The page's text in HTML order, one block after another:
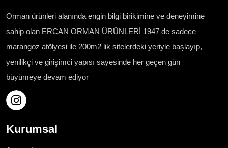
Orman ürünleri alanında engin bilgi birikimine ve deneyimine
sahip olan ERCAN ORMAN ÜRÜNLERİ 1947 de sadece
marangoz atölyesi ile 200m2 lik sitelerdeki yeriyle başlayıp,
yenilikçi ve girişimci yapısı sayesinde her geçen gün
büyümeye devam ediyor
Kurumsal